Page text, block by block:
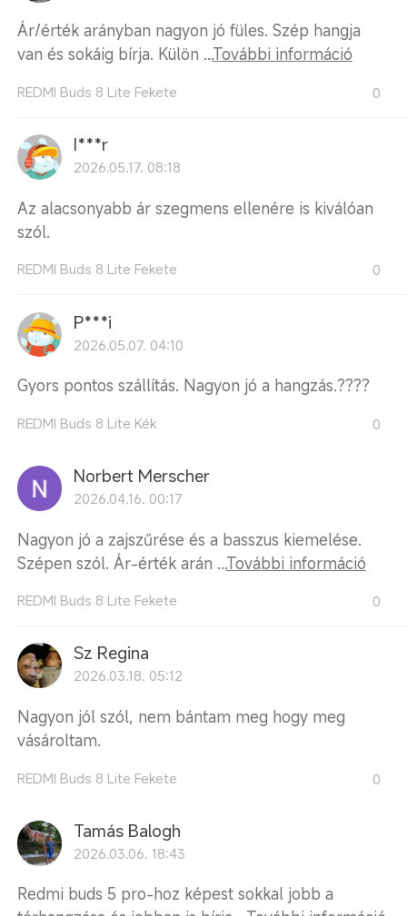
Ár/érték arányban nagyon jó füles. Szép hangja
van és sokáig bírja. Külön ...További információ
REDMI Buds 8 Lite Fekete 0
I***r
2026.05.17. 08:18
Az alacsonyabb ár szegmens ellenére is kiválóan
szól.
REDMI Buds 8 Lite Fekete 0
P***i
2026.05.07. 04:10
Gyors pontos szállítás. Nagyon jó a hangzás.????
REDMI Buds 8 Lite Kék 0
Norbert Merscher
2026.04.16. 00:17
Nagyon jó a zajszűrése és a basszus kiemelése.
Szépen szól. Ár-érték arán ...További információ
REDMI Buds 8 Lite Fekete 0
Sz Regina
2026.03.18. 05:12
Nagyon jól szól, nem bántam meg hogy meg
vásároltam.
REDMI Buds 8 Lite Fekete 0
Tamás Balogh
2026.03.06. 18:43
Redmi buds 5 pro-hoz képest sokkal jobb a